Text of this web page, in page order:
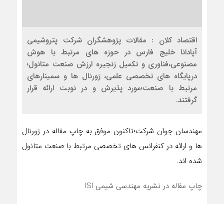
اقتصاد کلان : مقالات پژوهشگران شرکت پتروشیمی
آپادانا خلیج فارس در حوزه های مرتبط با هوش
مصنوعی،فناوری و تکمیل زنجیره ارزش صنعت متانول؛
درپایگاه های تخصصی علمی، ژورنال ها و سمینارهای
مرتبط با صنعت؛مورد پذیرش و در نوبت ارائه قرار
گرفتند.
مهندسان جوان شرکت؛تاکنون موفق به چاپ مقاله در ژورنال
ها و ارائه در کنفرانس های تخصصی مرتبط با صنعت متانول
شده اند.
چاپ مقاله در نشریه مهندسی شیمی ISI